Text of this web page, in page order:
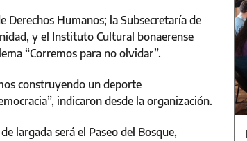
Derechos Humanos; la Subsecretaría de
y el Instituto Cultural bonaerense
“Corremos para no olvidar”.
construyendo un deporte
indicaron desde la organización.
largada será el Paseo del Bosque,